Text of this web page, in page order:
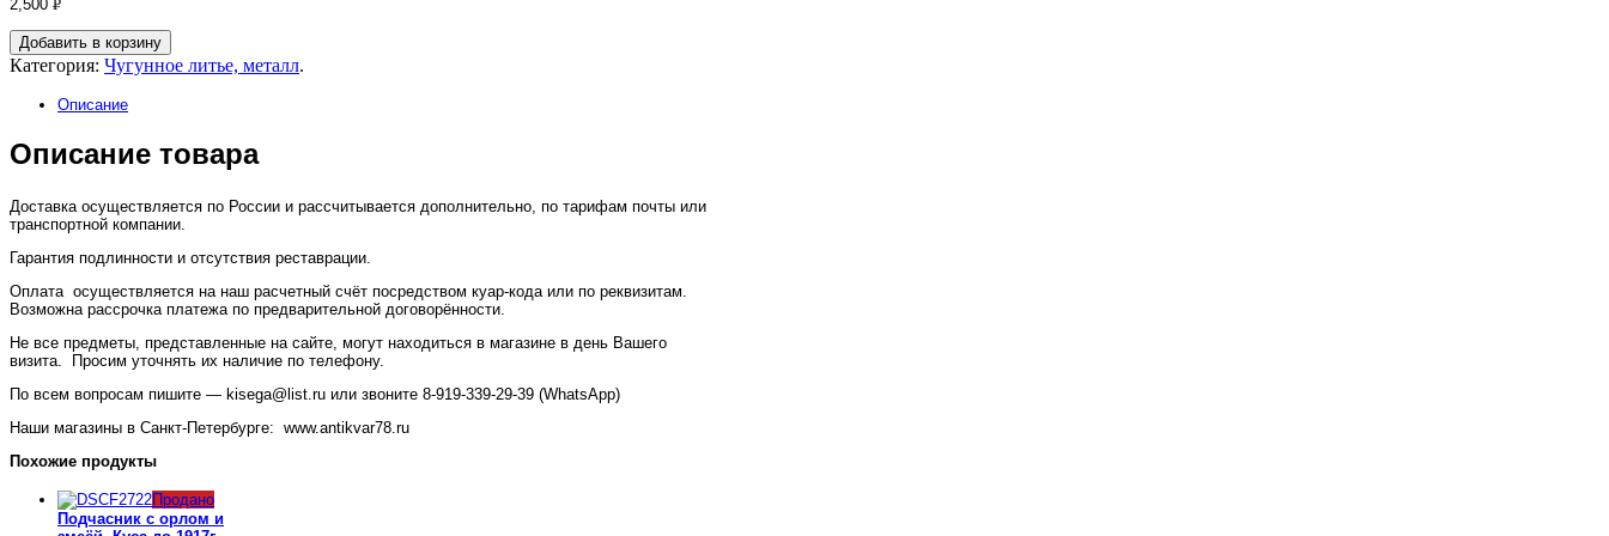
2,500 Р
Добавить в корзину
Категория: Чугунное литье, металл.
Описание
Описание товара
Доставка осуществляется по России и рассчитывается дополнительно, по тарифам почты или
транспортной компании.
Гарантия подлинности и отсутствия реставрации.
Оплата осуществляется на наш расчетный счёт посредством куар-кода или по реквизитам.
Возможна рассрочка платежа по предварительной договорённости.
Не все предметы, представленные на сайте, могут находиться в магазине в день Вашего
визита. Просим уточнять их наличие по телефону.
По всем вопросам пишите — kisega@list.ru или звоните 8-919-339-29-39 (WhatsApp)
Наши магазины в Санкт-Петербурге: www.antikvar78.ru
Похожие продукты
Продано
Подчасник с орлом и